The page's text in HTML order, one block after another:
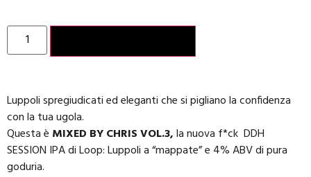
Luppoli spregiudicati ed eleganti che si pigliano la confidenza
con la tua ugola.
Questa è MIXED BY CHRIS VOL.3,la nuova f*ck DDH
SESSION IPA di Loop: Luppoli a “mappate” e 4% ABV di pura
goduria.